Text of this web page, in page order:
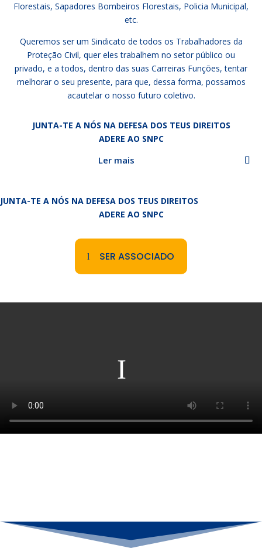
Florestais, Sapadores Bombeiros Florestais, Policia Municipal,
etc.
Queremos ser um Sindicato de todos os Trabalhadores da
Proteção Civil, quer eles trabalhem no setor público ou
privado, e a todos, dentro das suas Carreiras Funções, tentar
melhorar o seu presente, para que, dessa forma, possamos
acautelar o nosso futuro coletivo.
JUNTA-TE A NÓS NA DEFESA DOS TEUS DIREITOS
ADERE AO SNPC
Ler mais
JUNTA-TE A NÓS NA DEFESA DOS TEUS DIREITOS
ADERE AO SNPC
SER ASSOCIADO